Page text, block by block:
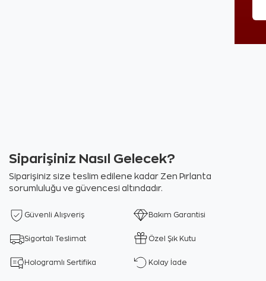
Siparişiniz Nasıl Gelecek?
Siparişiniz size teslim edilene kadar Zen Pırlanta
sorumluluğu ve güvencesi altındadır.
Güvenli Alışveriş Bakım Garantisi
Sigortalı Teslimat Özel Şık Kutu
Hologramlı Sertifika Kolay İade